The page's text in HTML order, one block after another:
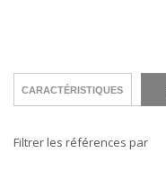
CARACTÉRISTIQUES
Filtrer les références par